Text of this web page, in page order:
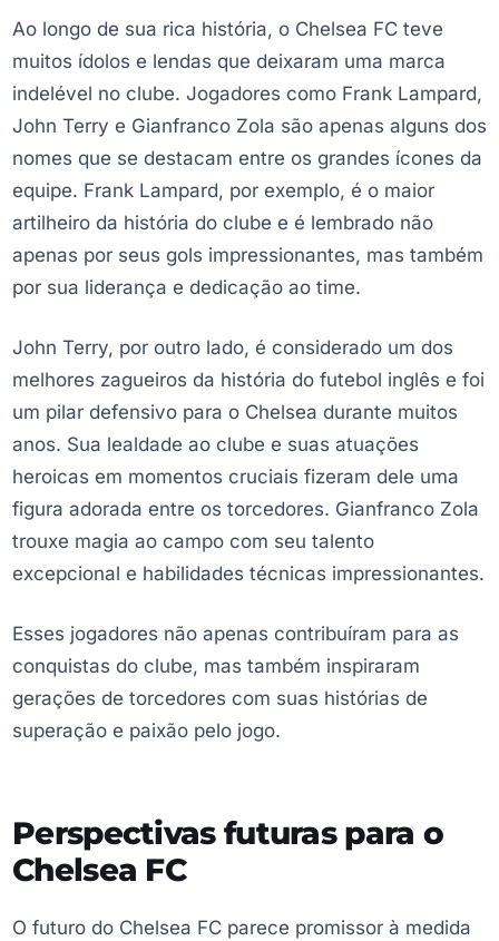
Ao longo de sua rica história, o Chelsea FC teve
muitos ídolos e lendas que deixaram uma marca
indelével no clube. Jogadores como Frank Lampard,
John Terry e Gianfranco Zola são apenas alguns dos
nomes que se destacam entre os grandes ícones da
equipe. Frank Lampard, por exemplo, é o maior
artilheiro da história do clube e é lembrado não
apenas por seus gols impressionantes, mas também
por sua liderança e dedicação ao time.
John Terry, por outro lado, é considerado um dos
melhores zagueiros da história do futebol inglês e foi
um pilar defensivo para o Chelsea durante muitos
anos. Sua lealdade ao clube e suas atuações
heroicas em momentos cruciais fizeram dele uma
figura adorada entre os torcedores. Gianfranco Zola
trouxe magia ao campo com seu talento
excepcional e habilidades técnicas impressionantes.
Esses jogadores não apenas contribuíram para as
conquistas do clube, mas também inspiraram
gerações de torcedores com suas histórias de
superação e paixão pelo jogo.
Perspectivas futuras para o
Chelsea FC
O futuro do Chelsea FC parece promissor à medida